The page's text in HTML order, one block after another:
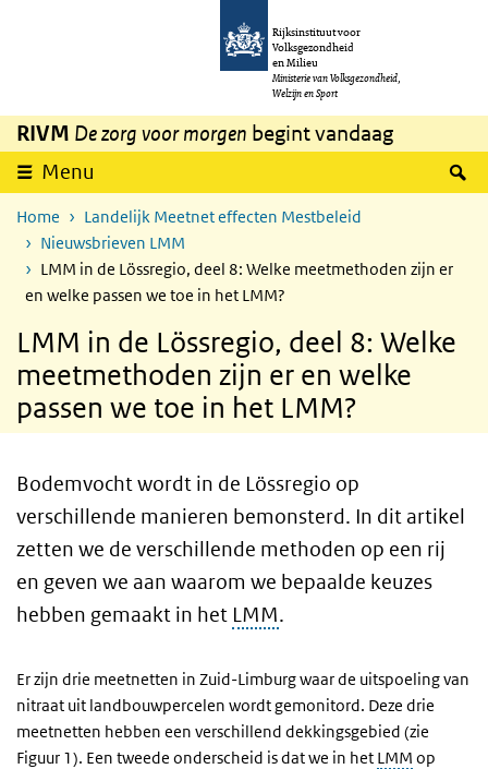
Overslaan en naar de inhoud gaan
Rijksinstituut voor
Volksgezondheid
en Milieu
Ministerie van Volksgezondheid,
Welzijn en Sport
RIVM De zorg voor morgen begint vandaag
Menu
Home
Landelijk Meetnet effecten Mestbeleid
Nieuwsbrieven LMM
LMM in de Lössregio, deel 8: Welke meetmethoden zijn er
en welke passen we toe in het LMM?
LMM in de Lössregio, deel 8: Welke
meetmethoden zijn er en welke
passen we toe in het LMM?
Bodemvocht wordt in de Lössregio op
verschillende manieren bemonsterd. In dit artikel
zetten we de verschillende methoden op een rij
en geven we aan waarom we bepaalde keuzes
hebben gemaakt in het LMM.
Er zijn drie meetnetten in Zuid-Limburg waar de uitspoeling van
nitraat uit landbouwpercelen wordt gemonitord. Deze drie
meetnetten hebben een verschillend dekkingsgebied (zie
Figuur 1). Een tweede onderscheid is dat we in het LMM op